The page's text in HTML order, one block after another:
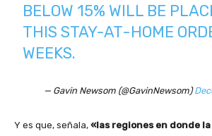
BELOW 15% WILL BE
THIS STAY-AT-HOME
WEEKS.
— Gavin Newsom (@GavinNewsom)
Y es que, señala, «las regiones en donde